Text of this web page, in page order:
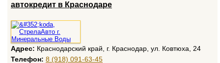
автокредит в Краснодаре
Адрес: Краснодарский край, г. Краснодар, ул. Ковтюха, 24
Телефон: 8 (918) 091-63-45